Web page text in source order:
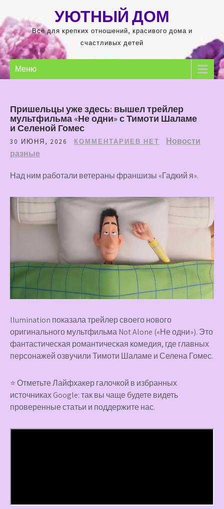
содержимому
УЮТНЫЙ ДОМ
Всё для крепких отношений, красивого дома и
счастливых детей
Меню
Пришельцы уже здесь: вышел трейлер
мультфильма «Не одни» с Тимоти Шаламе
и Селеной Гомес
30 ИЮНЯ, 2026 КОММЕНТАРИЕВ НЕТ
Новости
разные
Над ним работали ветераны франшизы «Гадкий я».
llumination показала трейлер своего нового
оригинального мультфильма Not Alone («Не одни»). Это
фантастическая романтическая комедия, где главных
персонажей озвучили Тимоти Шаламе и Селена Гомес.
⭐ Отметьте Лайфхакер галочкой в избранных
источниках Google: так вы чаще будете видеть
проверенные статьи и поддержите нас.